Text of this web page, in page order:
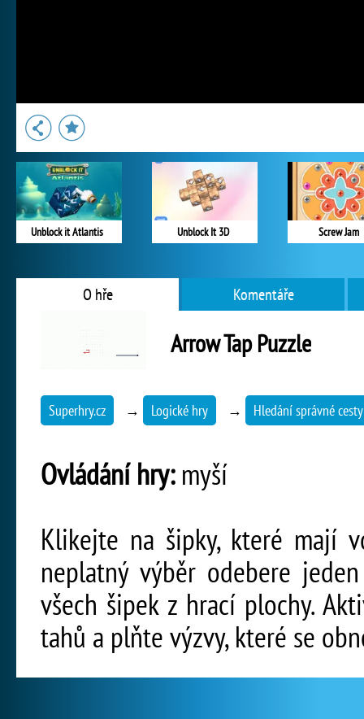
Unblock it Atlantis Unblock It 3D Screw Jam
O hře Komentáře
Arrow Tap Puzzle
Superhry.cz → Logické hry → Hledání správné cesty
Ovládání hry:myší
Klikejte na šipky, které mají
neplatný výběr odebere
všech šipek z hrací plochy.
tahů a plňte výzvy, které se